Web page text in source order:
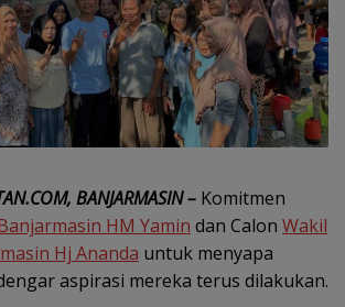
BANJARMASIN – Komitmen
HM Yamin dan Calon Wakil
Hj Ananda untuk menyapa
aspirasi mereka terus dilakukan.